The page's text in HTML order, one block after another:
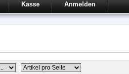
Kasse Anmelden